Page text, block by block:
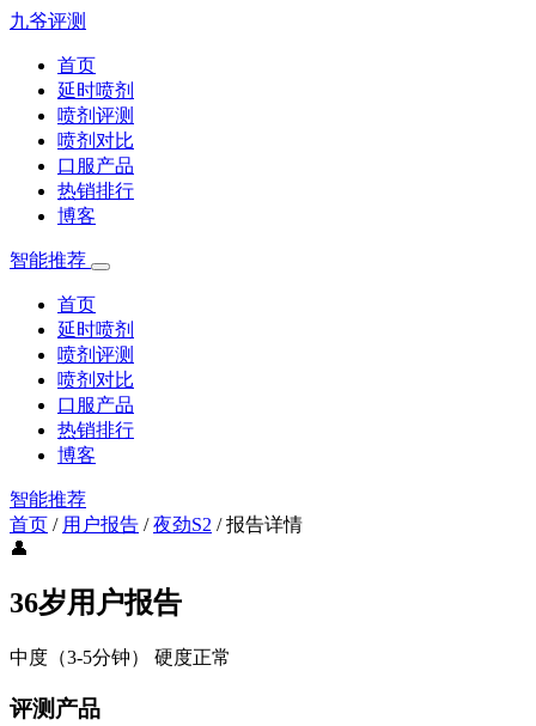
九爷评测
首页
延时喷剂
喷剂评测
喷剂对比
口服产品
热销排行
博客
智能推荐
首页
延时喷剂
喷剂评测
喷剂对比
口服产品
热销排行
博客
智能推荐
首页 / 用户报告 /夜劲S2 /报告详情
👤
36岁用户报告
中度（3-5分钟） 硬度正常
评测产品